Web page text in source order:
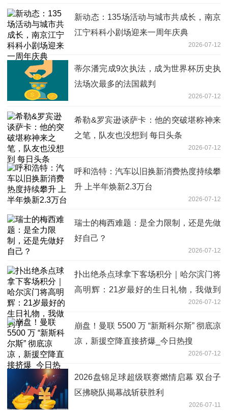
新动态：135场活动与城市共成长，南京
江宁科科小剧场迎来一周年庆典
2026-07-12
蒂尔潘完成9次执法，成为世界杯历史执
法场次最多的法国裁判
2026-07-12
希勒&罗宾逊谈萨卡：他的突破堪称神来
之笔，队友也没想到 每日头条
2026-07-12
呼和浩特：汽车以旧换新消费热度持续攀
升 上半年焕新2.3万台
2026-07-12
瑞士的梅西难题：是全力限制，还是先做
好自己？
2026-07-12
扑出绝杀点球拿下客场积分｜哈尔滨门将
高明辉：21岁最好的生日礼物，我做到
2026-07-12
崩盘！曼联 5500 万 “新斯科尔斯” 彻底凉
凉，新援空降直接挤爆_今日热搜
2026-07-12
2026盘锦足球超级联赛燃情启幕 双台子
区拂晓队揭幕战斩获胜利
2026-07-11